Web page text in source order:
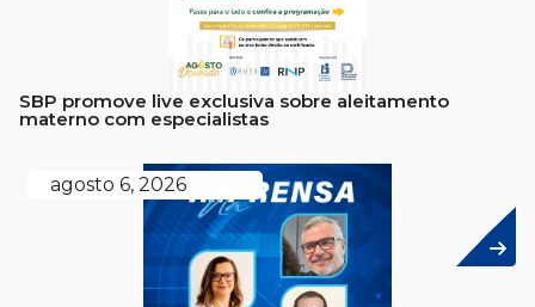
SBP promove live exclusiva sobre aleitamento
materno com especialistas
agosto 6, 2026